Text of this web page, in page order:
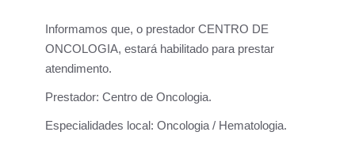
Informamos que, o prestador CENTRO DE
ONCOLOGIA, estará habilitado para prestar
atendimento.
Prestador: Centro de Oncologia.
Especialidades local: Oncologia / Hematologia.